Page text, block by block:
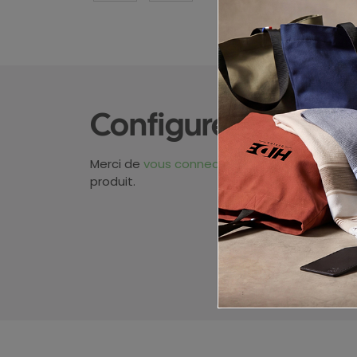
Configurez votre
Merci devous connecter
pour pouvoir
produit.